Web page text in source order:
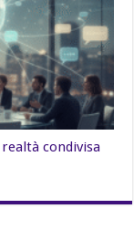
condivisa